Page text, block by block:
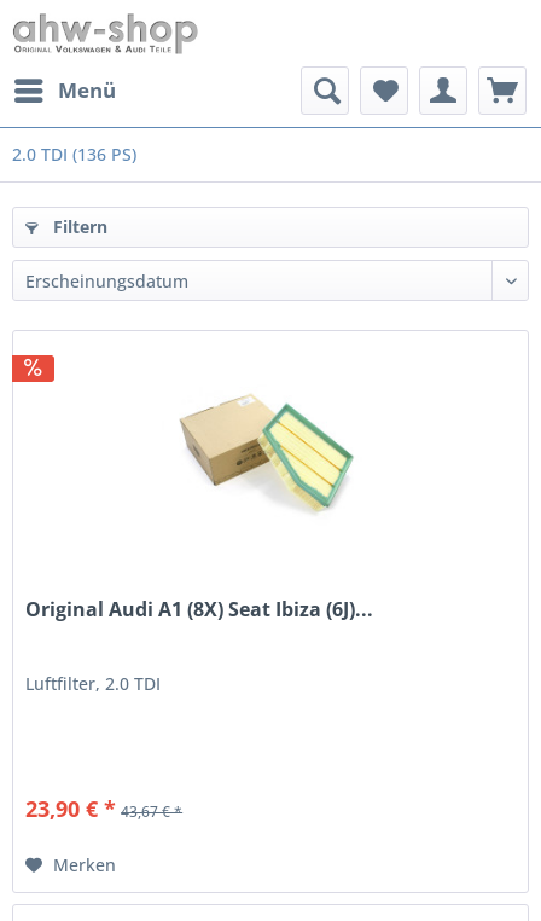
Menü
2.0 TDI (136 PS)
Filtern
Original Audi A1 (8X) Seat Ibiza (6J)...
Luftfilter, 2.0 TDI
23,90 € * 43,67 € *
Merken